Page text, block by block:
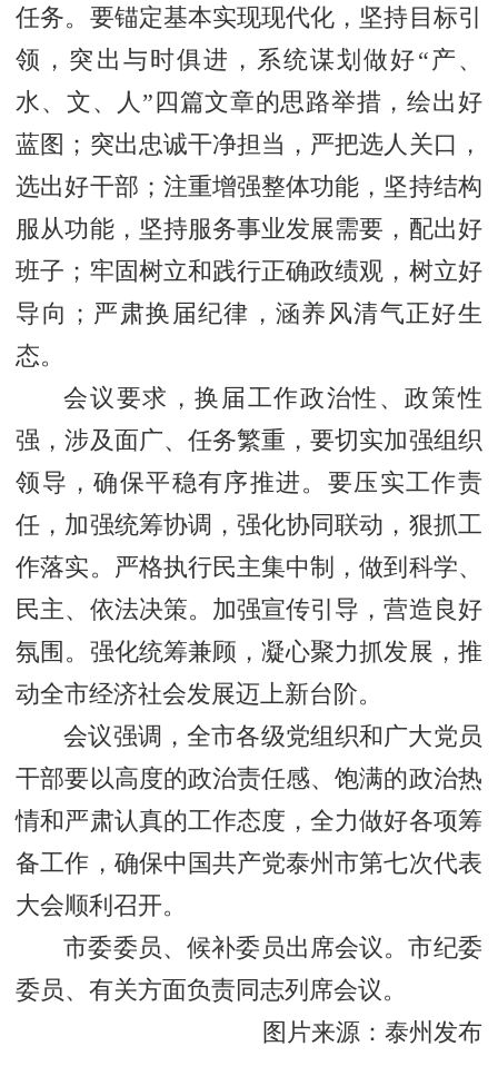
任务。要锚定基本实现现代化，坚持目标引
领，突出与时俱进，系统谋划做好“产、
水、文、人”四篇文章的思路举措，绘出好
蓝图；突出忠诚干净担当，严把选人关口，
选出好干部；注重增强整体功能，坚持结构
服从功能，坚持服务事业发展需要，配出好
班子；牢固树立和践行正确政绩观，树立好
导向；严肃换届纪律，涵养风清气正好生
态。
会议要求，换届工作政治性、政策性
强，涉及面广、任务繁重，要切实加强组织
领导，确保平稳有序推进。要压实工作责
任，加强统筹协调，强化协同联动，狠抓工
作落实。严格执行民主集中制，做到科学、
民主、依法决策。加强宣传引导，营造良好
氛围。强化统筹兼顾，凝心聚力抓发展，推
动全市经济社会发展迈上新台阶。
会议强调，全市各级党组织和广大党员
干部要以高度的政治责任感、饱满的政治热
情和严肃认真的工作态度，全力做好各项筹
备工作，确保中国共产党泰州市第七次代表
大会顺利召开。
市委委员、候补委员出席会议。市纪委
委员、有关方面负责同志列席会议。
图片来源：泰州发布